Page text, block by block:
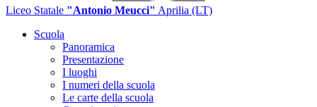
Liceo Statale "Antonio Meucci" Aprilia (LT)
Scuola
Panoramica
Presentazione
I luoghi
I numeri della scuola
Le carte della scuola